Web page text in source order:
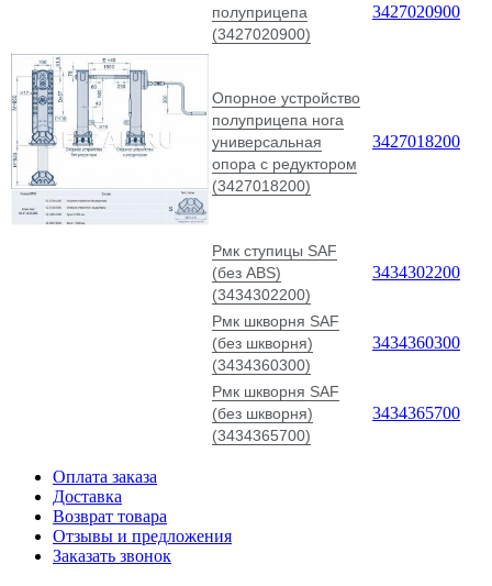
полуприцепа
(3427020900)
3427020900
Опорное устройство
полуприцепа нога
универсальная
опора с редуктором
(3427018200)
3427018200
Рмк ступицы SAF
(без ABS)
(3434302200)
3434302200
Рмк шкворня SAF
(без шкворня)
(3434360300)
3434360300
Рмк шкворня SAF
(без шкворня)
(3434365700)
3434365700
Оплата заказа
Доставка
Возврат товара
Отзывы и предложения
Заказать звонок